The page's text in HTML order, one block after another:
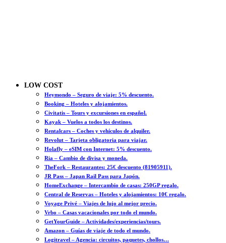
LOW COST
Heymondo – Seguro de viaje: 5% descuento.
Booking – Hoteles y alojamientos.
Civitatis – Tours y excursiones en español.
Kayak – Vuelos a todos los destinos.
Rentalcars – Coches y vehículos de alquiler.
Revolut – Tarjeta obligatoria para viajar.
Holafly – eSIM con Internet: 5% descuento.
Ria – Cambio de divisa y moneda.
TheFork – Restaurantes: 25€ descuento (81905911).
JR Pass – Japan Rail Pass para Japón.
HomeExchange – Intercambio de casas: 250GP regalo.
Central de Reservas – Hoteles y alojamientos: 10€ regalo.
Voyage Privé – Viajes de lujo al mejor precio.
Vrbo – Casas vacacionales por todo el mundo.
GetYourGuide – Actividades/experiencias/tours.
Amazon – Guías de viaje de todo el mundo.
Logitravel – Agencia: circuitos, paquetes, chollos…